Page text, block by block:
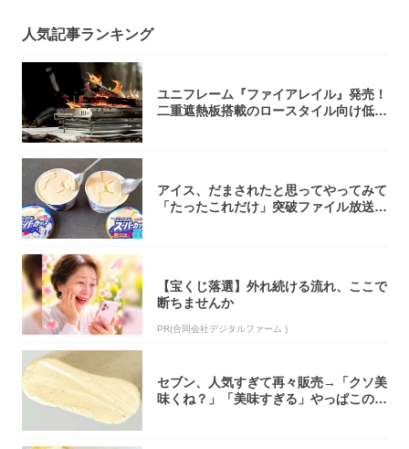
人気記事ランキング
ユニフレーム『ファイアレイル』発売！
二重遮熱板搭載のロースタイル向け低型
アイス、だまされたと思ってやってみて
「たったこれだけ」突破ファイル放送で
【宝くじ落選】外れ続ける流れ、ここで
断ちませんか
PR(合同会社デジタルファーム )
セブン、人気すぎて再々販売→「クソ美
味くね？」「美味すぎる」やっぱこのク